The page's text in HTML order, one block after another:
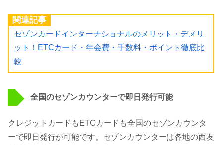
関連記事
セゾンカードインターナショナルのメリット・デメリ
ット！ETCカード・年会費・手数料・ポイント徹底比
較
全国のセゾンカウンターで即日発行可能
クレジットカードもETCカードも全国のセゾンカウンタ
ーで即日発行が可能です。セゾンカウンターは各地の西友